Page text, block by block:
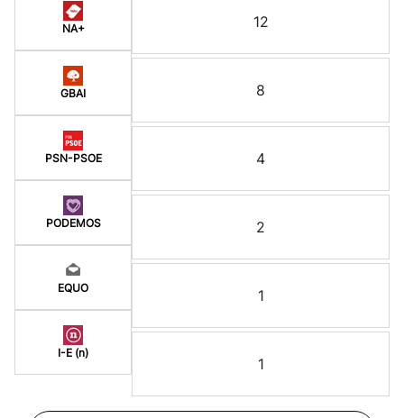
NA+
GBAI
PSN-PSOE
PODEMOS
EQUO
I-E (n)
12
8
4
2
1
1